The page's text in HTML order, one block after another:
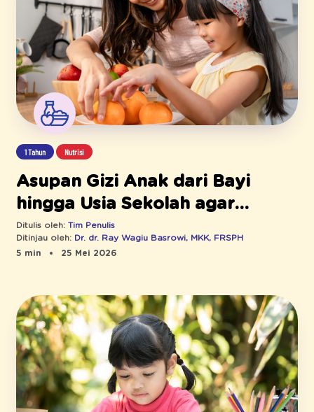
1 Tahun Nutrisi
Asupan Gizi Anak dari Bayi
hingga Usia Sekolah agar
Cerdas
Ditulis oleh: Tim Penulis
Ditinjau oleh: Dr. dr. Ray Wagiu Basrowi, MKK, FRSPH
5 min
25 Mei 2026